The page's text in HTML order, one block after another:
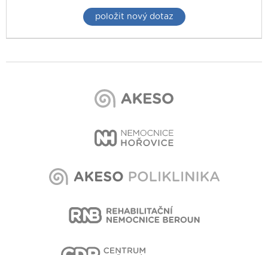
položit nový dotaz